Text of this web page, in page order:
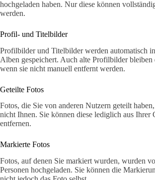
hochgeladen haben. Nur diese können
werden.
Profil- und Titelbilder
Profilbilder und Titelbilder werden automatisch
Alben gespeichert. Auch alte Profilbilder bleiben
wenn sie nicht manuell entfernt werden.
Geteilte Fotos
Fotos, die Sie von anderen Nutzern geteilt
nicht Ihnen. Sie können diese lediglich aus Ihrer
entfernen.
Markierte Fotos
Fotos, auf denen Sie markiert wurden, wurden
Personen hochgeladen. Sie können die